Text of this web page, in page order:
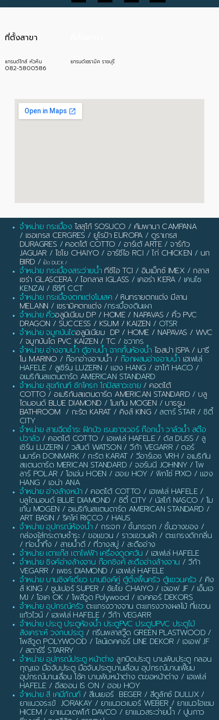
ที่ตั้งสาขา
แกรนด์ไทล์ หัวหิน
082-5800586
แกรนด์เซรามิค ราชบุรี
จำหน่าย กระเบื้อง โสสุโก้ SOSUCO / คัมพานา CAMPANA
/ เซอเกรส CERGRES / ยูโรป้า EUROPA/ ดูราเกรส
DURAGRES / คอตโต้ COTTO / อาร์เต้ ARTE /จาร์กัว
JAGUAR / ไชโย CHAIYO / อาร์ซีไอ RCI /ไก่ CHICKEN / นก
BIRD / เป็ด DUCK /
จำหน่าย กระเบื้องสระว่ายน้ำ ทีซีไอ TCI / อิมเม็กซ์ IMEX/ กลาส
เซร่า GLASCERA/ไอกลาส IGLASS / เคอร่า KERA/ เคนไซ
KENZAI / ซีซีที CCT
จำหน่าย กระเบื้องตกแต่งโมเสค / หินทรายตกแต่ง มีลาน
MELANN / เซรามิคตกแต่ง /กระเบื้องดินเผา
จำหน่าย คิ้วอลูมิเนียม DP / HOME / NAPAVAS / คิ้ว PVC
DRAGON / SUCCESS / KSUM / KAIZEN / OTSR
จำหน่าย จมูกบันไดอลูมิเนียม DP / HOME / NAPAVAS / WVC
/ จมูกบันได PVC KAIZEN / TC / ชวากร
จำหน่าย อ่างอาบน้ำ ตู้อาบน้ำ ฉากกั้นห้องน้ำ ไอสปา ISPA / มารี
โน MARINO / ก๊อกอ่างอาบน้ำ / ก๊อกผสมอ่างอาบน้ำ เฮเฟเล่
HAFELE / ลูเซิร์น LUZERN / แฮง HANG / ฮาโก้ HACO /
อเมริกันสแตนดาร์ด AMERICAN STANDARD
จำหน่าย สุขภัณฑ์ ชักโครก โถปัสสาวะชาย / คอตโต้
COTTO / อเมริกันสแตนดาร์ด AMERICAN STANDARD / บลู
ไดมอนด์ BLUE DIAMOND / โมเก้น MOGEN / บาธรูม
BATHROOM / กะรัต KARAT/ คิงส์ KING / สตาร์ STAR / ซิตี้
CITY
จำหน่าย สายฉีดชำระ ฝักบัว เรนชาวเวอร์ ก๊อกน้ำ วาล์วน้ำ สต๊อ
ปวาล์ว / คอตโต้ COTTO / เฮเฟเล่ HAFELE / ดัส DUSS / ลู
เซิร์น LUZERN / วสันต์ WATSON / วีก้า VEGARR / ดอร์
นมาร์ค DONMARK / กะรัต KARAT / วีอาร์เอช VRH / อเมริกัน
สแตนดาร์ด MERICAN STANDARD / จอร์นนี JOHNNY / โพ
ลาร์ POLAR / โฮเอ่น HOEN / ฮอย HOY / พิกโซ่ PIXO / แฮง
HANG / เอน่า ANA
จำหน่าย อ่างล้างหน้า / คอตโต้ COTTO / เฮเฟเล่ HAFELE /
บลูไดมอนด์ BLUE DIAMOND / ซิตี้ CITY / นัสโก้ NASCO / โม
เก้น MOGEN / อเมริกันสแตนดาร์ด AMERICAN STANDARD /
ART BASIN / ริคโค่ RICCO / HAUS
จำหน่าย อุปกรณ์ห้องน้ำ / กระจก / ชั้นกระจก / ชั้นวางของ /
กล่องใส่กระดาษชำระ / ขอแขวน / ราวแขวนผ้า / ตะแกรงดักกลิ่น
/ ท่อน้ำทิ้ง / สายน้ำดี / ที่วางสบู่ / สะดืออ่าง
จำหน่าย เตาแก๊ส เตาไฟฟ้า เครื่องดูดควัน / เฮเฟเล่ HAFELE
จำหน่าย ซิงค์อ่างล้างจาน ก๊อกซิงค์ สะดืออ่างล้างจาน / วีก้า
VEGARR / เพชร DIAMOND / เฮเฟเล่ HAFELE
จำหน่าย บานซิงค์เดี่ยว บานซิงค์คู่ ตู้ตั้งพื้นครัว ตู้แขวนครัว / คิง
ส์ KING / ซูปเปอร์ SUPER / ชัยโย CHAIYO / เจเอฟ JF / เอ็มเจ
MJ / โอเค OK / โพลีวูด Polywood / เดคคอร์ DEKORS
จำหน่าย อุปกรณ์ครัว ตะแกรงวางจาน ตะแกรงวางผลไม้ ที่แขวน
แก้วไวน์ / เฮเฟเล่ HAFELE / วีก้า VEGARR
จำหน่าย ประตู ประตูห้องน้ำ ประตูPVC ประตูUPVC ประตูไม้
สังเคราะห์ วงกบประตู / กรีนพลาสวู๊ด GREEN PLASTWOOD /
โพลีวูด POLYWOOD / ไลน์เดคคอร์ LINE DEKOR / เจเอฟ JF
/ สตาร์รี่ STARRY
จำหน่าย อุปกรณ์ประตู หน้าต่าง ลูกบิดประตู บานพับประตู กลอน
กุญแจ มือจับประตู มือจับประตูบานเลื่อน อุปกรณ์บานเฟี้ยม
อุปกรณ์บานเลื่อน โช้ค บานพับหน้าต่าง ตะขอหน้าต่าง / เฮเฟเล่
HAFELE / อีสออน IS ON / ฮอย HOY
จำหน่าย สี เคมีภัณฑ์/ สีเบเยอร์ BEGER / สีดูลักซ์ DULUX /
ยาแนวจระเข้ JORAKAY / ยาแนวเวเบอร์ WEBER / ยาแนวไฮเซม
HICEM / ยาแนวเดฟโก้ DAVCO / ยาแนวสระว่ายน้ำ / ปูนกาว